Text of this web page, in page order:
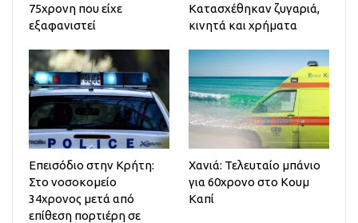
75χρονη που είχε
εξαφανιστεί
Κατασχέθηκαν ζυγαριά,
κινητά και χρήματα
Επεισόδιο στην Κρήτη:
Στο νοσοκομείο
34χρονος μετά από
επίθεση πορτιέρη σε
Χανιά: Τελευταίο μπάνιο
για 60χρονο στο Κουμ
Καπί